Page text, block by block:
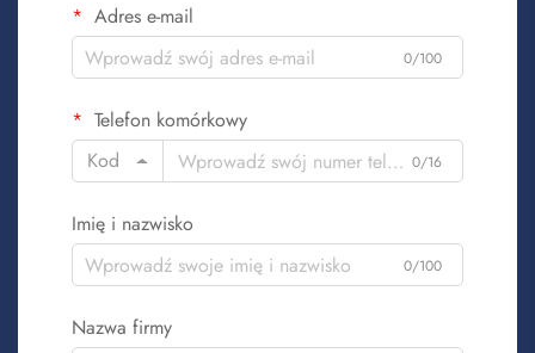
Adres e-mail
0/100
Telefon komórkowy
Kod
0/16
Imię i nazwisko
0/100
Nazwa firmy